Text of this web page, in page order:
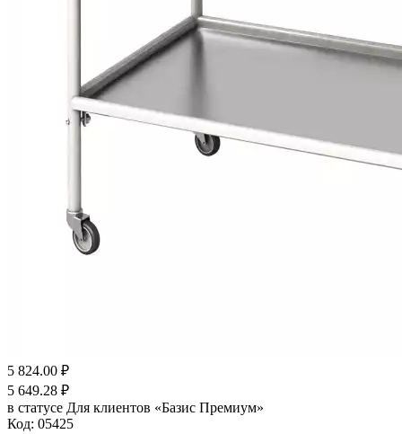
5 824.00 ₽
5 649.28 ₽
в статусе Для клиентов «Базис Премиум»
Код: 05425